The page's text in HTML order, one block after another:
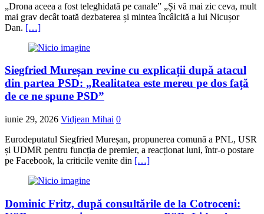
„Drona aceea a fost teleghidată pe canale” „Și vă mai zic ceva, mult
mai grav decât toată dezbaterea și mintea încâlcită a lui Nicușor
Dan. […]
Siegfried Mureșan revine cu explicații după atacul
din partea PSD: „Realitatea este mereu pe dos față
de ce ne spune PSD”
iunie 29, 2026 Vidjean Mihai 0
Eurodeputatul Siegfried Mureșan, propunerea comună a PNL, USR
și UDMR pentru funcția de premier, a reacționat luni, într-o postare
pe Facebook, la criticile venite din […]
Dominic Fritz, după consultările de la Cotroceni: